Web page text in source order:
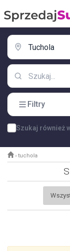
Filtry
Szukaj również
› tuchola